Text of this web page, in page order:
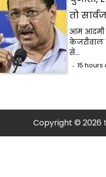
तो
आम आदमी
केजरीवाल
से…
15 hours
Copyright © 2026